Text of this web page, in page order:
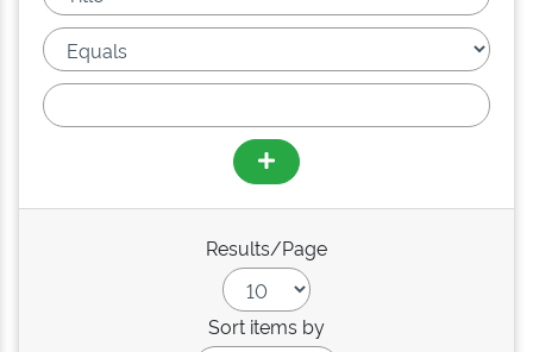
Results/Page
Sort items by